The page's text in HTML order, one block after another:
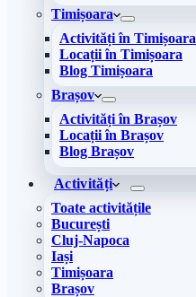
Timișoara
Activități în Timișoara
Locații în Timișoara
Blog Timișoara
Brașov
Activități în Brașov
Locații în Brașov
Blog Brașov
Activități
Toate activitățile
București
Cluj-Napoca
Iași
Timișoara
Brașov